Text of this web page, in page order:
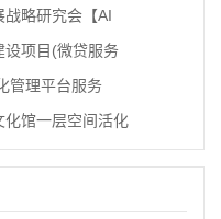
略研究会【AI
设项目(微贷服务
管理平台服务
化馆一层空间活化